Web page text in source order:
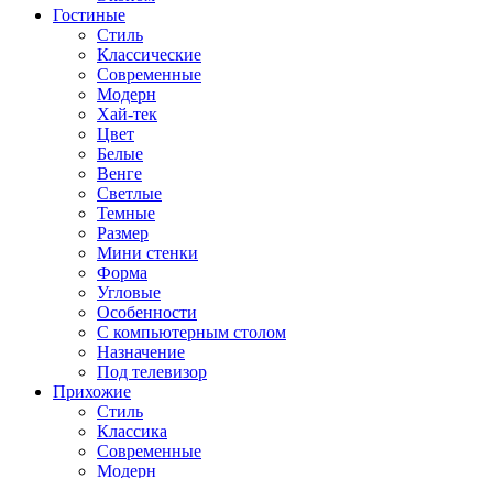
Гостиные
Стиль
Классические
Современные
Модерн
Хай-тек
Цвет
Белые
Венге
Светлые
Темные
Размер
Мини стенки
Форма
Угловые
Особенности
С компьютерным столом
Назначение
Под телевизор
Прихожие
Стиль
Классика
Современные
Модерн